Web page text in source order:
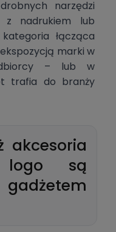
narzędzi
z nadrukiem lub
łącząca
marki w
– lub w
trafia do branży
akcesoria
logo są